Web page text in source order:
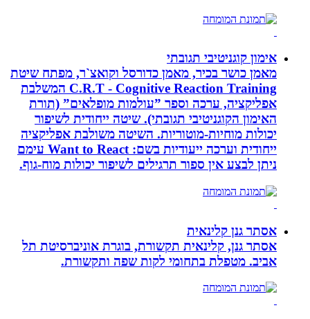
אימון קוגניטיבי תגובתי
מאמן כושר בכיר, מאמן כדורסל וקואצ`ר, מפתח שיטת
C.R.T - Cognitive Reaction Training המשלבת
אפליקציה, ערכה וספר ”עולמות מופלאים” (תורת
האימון הקוגניטיבי תגובתי). שיטה ייחודית לשיפור
יכולות מוחיות-מוטוריות. השיטה משולבת אפליקציה
ייחודית וערכה ייעודיות בשם: Want to React עימם
ניתן לבצע אין ספור תרגילים לשיפור יכולות מוח-גוף.
אסתר גנן קלינאית
אסתר גנן, קלינאית תקשורת, בוגרת אוניברסיטת תל
אביב. מטפלת בתחומי לקות שפה ותקשורת.